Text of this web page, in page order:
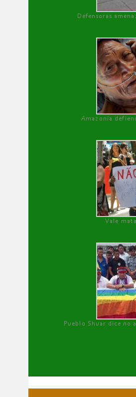
Defensoras
Amazonía
Vale
Pueblo Shuar dice no